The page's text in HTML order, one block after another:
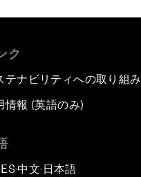
ク
テナビリティへの取り組み
情報 (英語のみ)
ES▪中文▪ 日本語